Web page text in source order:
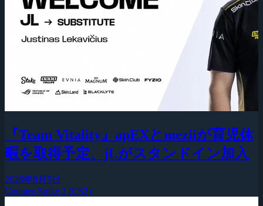
『Team Vitality』apEXとmeziiが育児休
暇を取得予定、jLがスタンドイン加入
2026年8月5日
Counter-Strike 2 (CS2)